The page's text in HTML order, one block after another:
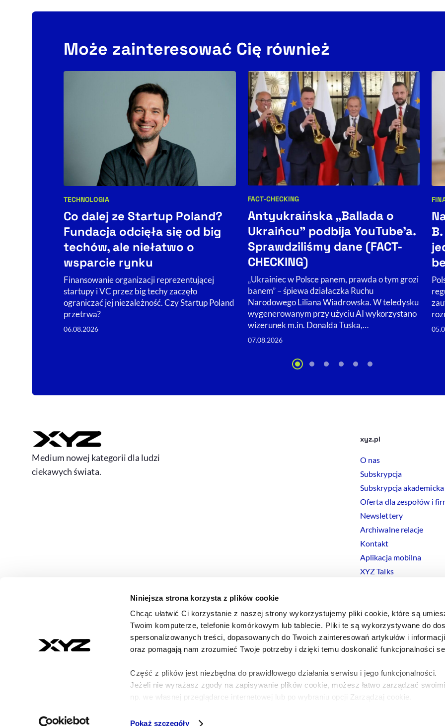
Niniejsza strona korzysta z plików cookie
Chcąc ułatwić Ci korzystanie z naszej strony wykorzystujemy pliki cookie, które są
Twoim komputerze, telefonie komórkowym lub tablecie. Pliki te są wykorzystywane do
spersonalizowanych treści, dopasowanych do Twoich zainteresowań artykułów i
oraz pomagają nam zrozumieć Twoje potrzeby i dzięki temu doskonalić funkcjonalności
Część z plików jest niezbędna do prawidłowego działania serwisu i jego funkcjonalności.
Jeżeli nie wyrażasz zgody na zapisywanie plików cookie, możesz łatwo zarządzać
np. we własnej przeglądarce internetowej lub po wybraniu opcji Zarządzaj cookie.
Szczegółowe informacje na ten temat znajdziesz w naszej
Pokaż szczegóły
Może zainteresować Cię również
Kategorie artykułu:
TECHNOLOGIA
Co dalej ze Startup Poland?
Fundacja odcięła się od big
techów, ale niełatwo o
wsparcie rynku
Finansowanie organizacji reprezentującej
startupy i VC przez big techy zaczęło
ograniczać jej niezależność. Czy Startup Poland
przetrwa?
06.08.2026
Kategorie artykułu:
FACT-CHECKING
Antyukraińska „Ballada o
Ukraińcu” podbija YouTube'a.
Sprawdziliśmy dane (FACT-
CHECKING)
„Ukrainiec w Polsce panem, prawda o tym grozi
banem” – śpiewa działaczka Ruchu
Narodowego Liliana Wiadrowska. W teledysku
wygenerowanym przy użyciu AI wykorzystano
wizerunek m.in. Donalda Tuska,…
07.08.2026
Medium nowej kategorii dla ludzi
ciekawych świata.
xyz.pl
O nas
Subskrypcja
Subskrypcja akademicka
Oferta dla zespołów i
Newslettery
Archiwalne relacje
Kontakt
Aplikacja mobilna
XYZ Talks
© 2026 XYZ. Wszystkie prawa zastrzeżone
All rights reserved
ISSN 3071-8147
Polityka prywatnościPolitykaCookiesRegulaminUstawienia